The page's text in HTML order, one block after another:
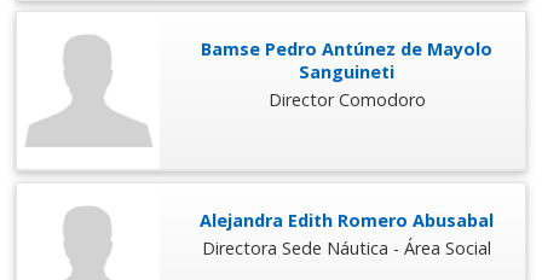
Bamse Pedro Antúnez de Mayolo
Sanguineti
Director Comodoro
Alejandra Edith Romero Abusabal
Directora Sede Náutica - Área Social